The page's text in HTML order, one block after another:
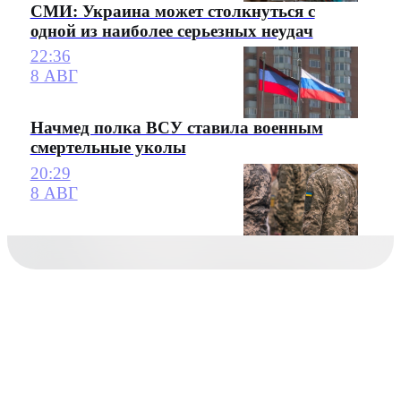
СМИ: Украина может столкнуться с
одной из наиболее серьезных неудач
22:36
8 АВГ
Начмед полка ВСУ ставила военным
смертельные уколы
20:29
8 АВГ